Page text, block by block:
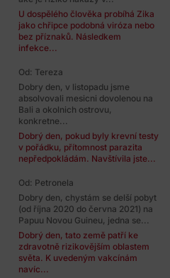
U dospělého člověka probíhá Zika
jako chřipce podobná viróza nebo
bez příznaků. Následkem
infekce...
Od: Tereza
Dobry den, v listopadu jsme
absolvovali mesicni dovolenou na
Bali a okolnich ostrovu,
konkretne...
Dobrý den, pokud byly krevní testy
v pořádku, přítomnost parazita
nepředpokládám. Navštívila jste...
Od: Petronela
Dobry den, chystám se delší pobyt
(od října 2020 do června 2021) na
Papuu Novou Guineu, jedna se...
Dobrý den, tato země patří ke
zdravotně rizikovějším oblastem
světa. K uvedeným vakcínám
navíc...